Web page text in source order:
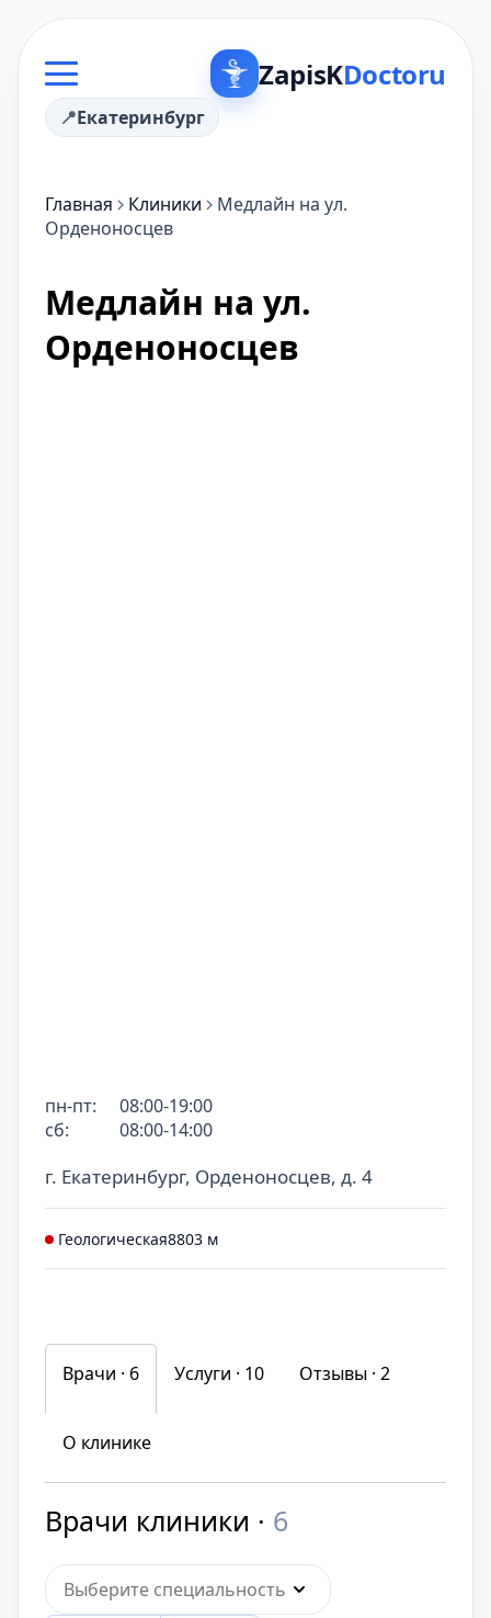
ZapisKDoctoru
Екатеринбург
Главная Клиники
Медлайн на ул.
Орденоносцев
Медлайн на ул.
Орденоносцев
г. Екатеринбург, Орденоносцев, д. 4
Геологическая8803 м
пн-пт:
08:00-19:00
сб:
08:00-14:00
Врачи · 6 Услуги · 10 Отзывы · 2
О клинике
Врачи клиники · 6
Выберите специальность